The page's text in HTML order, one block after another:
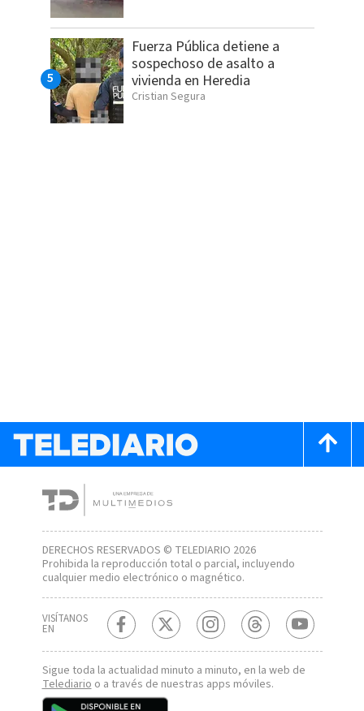
Fuerza Pública detiene a
sospechoso de asalto a
vivienda en Heredia
Cristian Segura
DERECHOS RESERVADOS © TELEDIARIO 2026
Prohibida la reproducción total o parcial, incluyendo
cualquier medio electrónico o magnético.
VISÍTANOS
EN
Sigue toda la actualidad minuto a minuto, en la web de
Telediario o a través de nuestras apps móviles.